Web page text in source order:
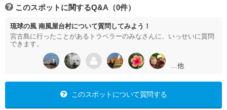
このスポットに関するQ&A（0件）
琉球の風 南風屋台村について質問してみよう！
宮古島に行ったことがあるトラベラーのみなさんに、いっせいに質問
できます。
…他
このスポットについて質問する